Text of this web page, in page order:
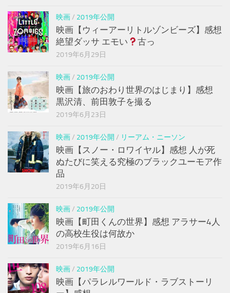
映画/ 2019年公開
映画【ウィーアーリトルゾンビーズ】感想
絶望ダッサ エモい
古っ
2019年6月29日
映画/ 2019年公開
映画【旅のおわり世界のはじまり】感想
黒沢清、前田敦子を撮る
2019年6月23日
映画/ 2019年公開 / リーアム・ニーソン
映画【スノー・ロワイヤル】感想 人が死
ぬたびに笑える究極のブラックユーモア作
品
2019年6月20日
映画/ 2019年公開
映画【町田くんの世界】感想 アラサー4人
の高校生役は何故か
2019年6月16日
映画/ 2019年公開
映画【パラレルワールド・ラブストーリ